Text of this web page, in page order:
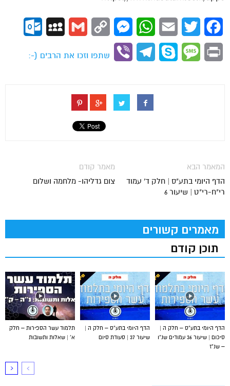
Facebook
Twitter
Email
WhatsApp
Messenger
Copy
Gmail
MySpace
Print
Message
Skype
Telegram
Viber
שתפו וזכו את הרבים (-:
מאמר קודם
צום גדליהו- מלחמה ושלום
המאמר הבא
הדף היומי בתע"ס | חלק ד' עמוד
רי"ח-רי"ט | שיעור 6
מאמרים קשורים
תוכן קודם
תלמוד עשר הספירות – חלק
א’ | שאלות ותשובות
הדף היומי בתע”ס – חלק ה |
שיעור 37 | סעודת סיום
הדף היומי בתע”ס – חלק ה |
סיכום | שיעור 36 עמודים שנ”ו
– שנ”ז